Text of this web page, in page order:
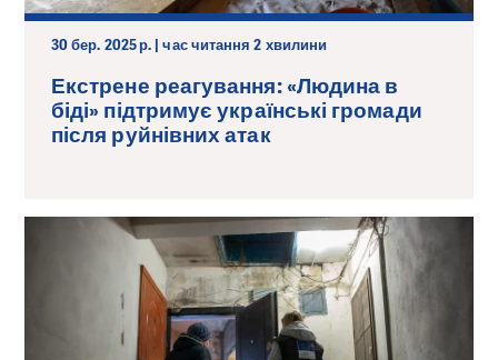
30 бер. 2025 р. | час читання 2 хвилини
Екстрене реагування: «Людина в
біді» підтримує українські громади
після руйнівних атак